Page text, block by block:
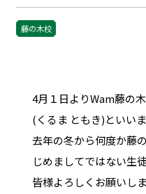
藤の木校
4月１日よりWam藤の
(くるま ともき)といいま
去年の冬から何度か藤
じめましてではない生
皆様よろしくお願いしま